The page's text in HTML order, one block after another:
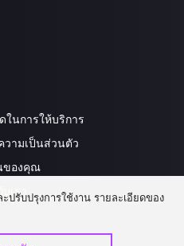
ในการให้บริการ
วามเป็นส่วนตัว
ของคุณ
เรา
ปรับปรุงการใช้งาน รายละเอียดของ